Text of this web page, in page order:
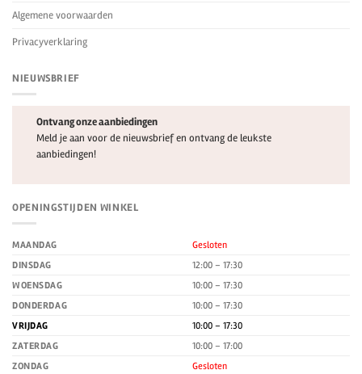
Algemene voorwaarden
Privacyverklaring
NIEUWSBRIEF
Ontvang onze aanbiedingen
Meld je aan voor de nieuwsbrief en ontvang de leukste
aanbiedingen!
OPENINGSTIJDEN WINKEL
MAANDAG
Gesloten
DINSDAG
12:00 – 17:30
WOENSDAG
10:00 – 17:30
DONDERDAG
10:00 – 17:30
VRIJDAG
10:00 – 17:30
ZATERDAG
10:00 – 17:00
ZONDAG
Gesloten